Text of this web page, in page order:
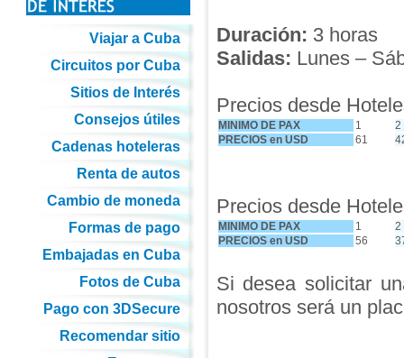
Duración: 3 horas
Salidas: Lunes –
Precios desde
MINIMO DE PAX 1
2
PRECIOS en USD
61
Precios desde
MINIMO DE PAX 1
2
PRECIOS en USD
56
Si desea solicitar
nosotros será un
Viajar a Cuba
Circuitos por Cuba
Sitios de Interés
Consejos útiles
Cadenas hoteleras
Renta de autos
Cambio de moneda
Formas de pago
Embajadas en Cuba
Fotos de Cuba
Pago con 3DSecure
Recomendar sitio